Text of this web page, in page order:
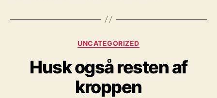
Kategorier
UNCATEGORIZED
Husk også resten af
kroppen